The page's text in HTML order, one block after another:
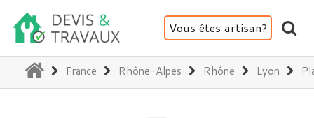
Vous êtes artisan?
(current)
France Rhône-Alpes Rhône Lyon